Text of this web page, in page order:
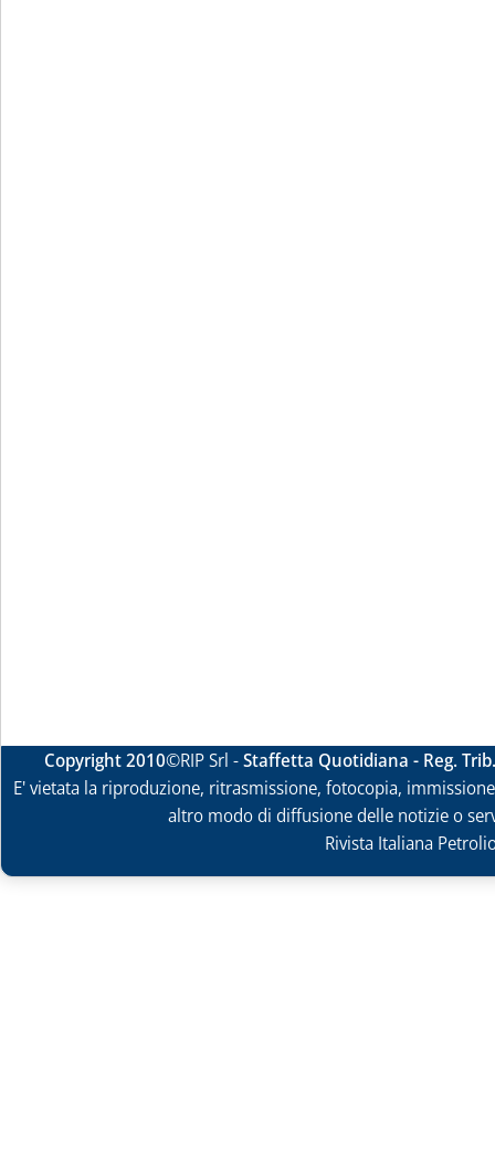
Copyright 2010©RIP Srl -Staffetta Quotidiana - Reg.
E' vietata la riproduzione, ritrasmissione, fotocopia,
altro modo di diffusione delle notizie o
Rivista Italiana